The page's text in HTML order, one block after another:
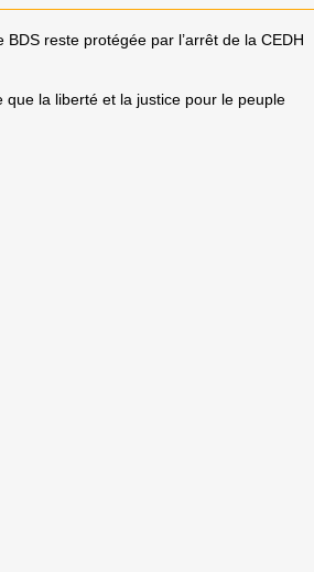
reste protégée par l’arrêt de la CEDH
que la liberté et la justice pour le peuple